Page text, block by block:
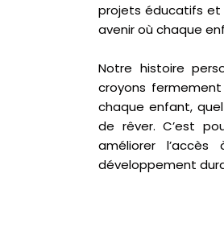
projets éducatifs et
avenir où chaque
Notre histoire
croyons
chaque enfant,
de rêver. C’est
améliorer
développement